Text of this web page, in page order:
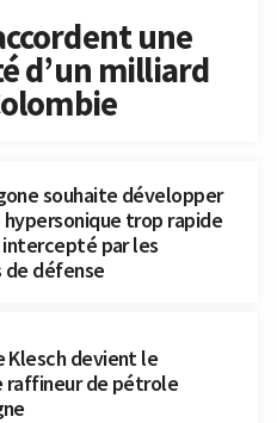
une
d’un milliard
souhaite développer
hypersonique trop rapide
par les
défense
Klesch devient le
raffineur de pétrole